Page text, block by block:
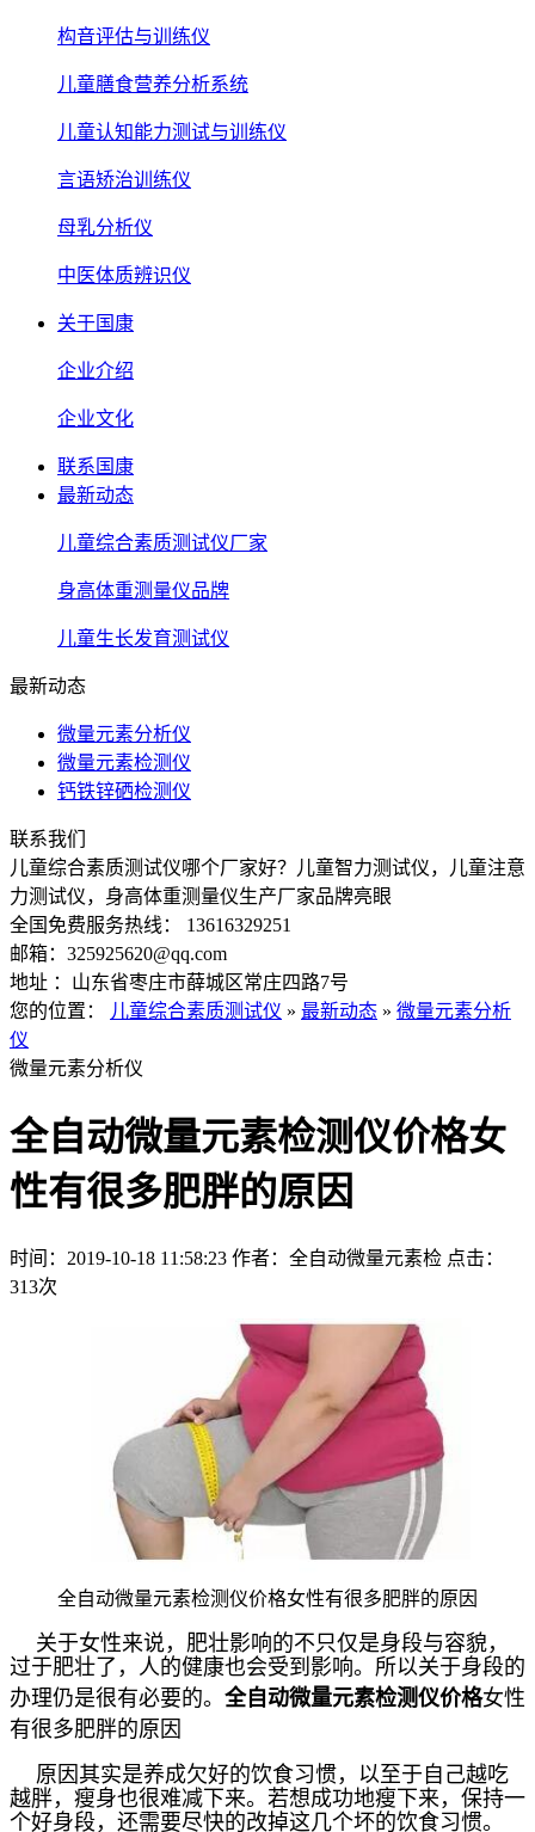
构音评估与训练仪
儿童膳食营养分析系统
儿童认知能力测试与训练仪
言语矫治训练仪
母乳分析仪
中医体质辨识仪
关于国康
企业介绍
企业文化
联系国康
最新动态
儿童综合素质测试仪厂家
身高体重测量仪品牌
儿童生长发育测试仪
最新动态
微量元素分析仪
微量元素检测仪
钙铁锌硒检测仪
联系我们
儿童综合素质测试仪哪个厂家好？儿童智力测试仪，儿童注意
力测试仪，身高体重测量仪生产厂家品牌亮眼
全国免费服务热线： 13616329251
邮箱：325925620@qq.com
地址 ：山东省枣庄市薛城区常庄四路7号
您的位置：
儿童综合素质测试仪 » 最新动态 » 微量元素分析
仪
微量元素分析仪
全自动微量元素检测仪价格女
性有很多肥胖的原因
时间：2019-10-18 11:58:23 作者：全自动微量元素检 点击：
313次
全自动微量元素检测仪价格女性有很多肥胖的原因
关于女性来说，肥壮影响的不只仅是身段与容貌，
过于肥壮了，人的健康也会受到影响。所以关于身段的
办理仍是很有必要的。 全自动微量元素检测仪价格女性
有很多肥胖的原因
原因其实是养成欠好的饮食习惯，以至于自己越吃
越胖，瘦身也很难减下来。若想成功地瘦下来，保持一
个好身段，还需要尽快的改掉这几个坏的饮食习惯。